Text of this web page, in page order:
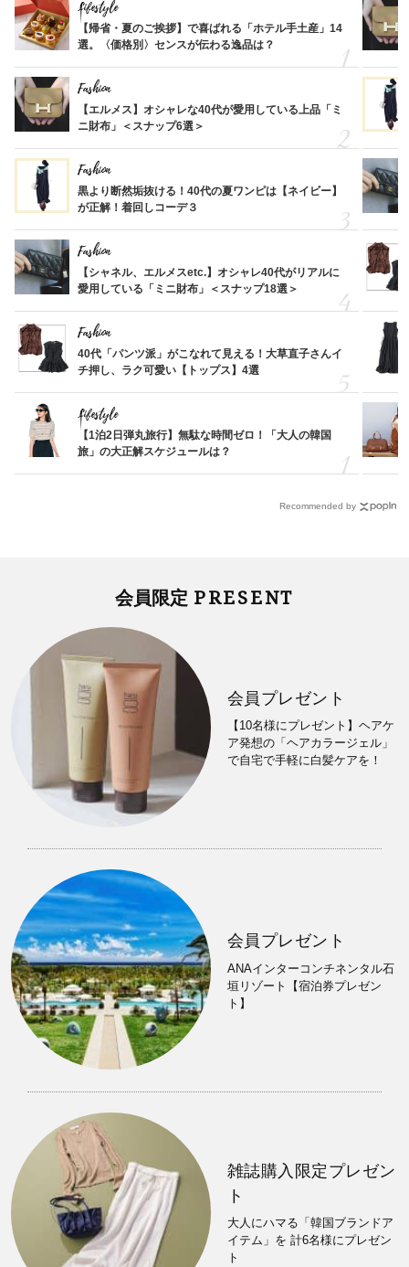
Lifestyle
【帰省・夏のご挨拶】で喜ばれる「ホテル手土産」14
選。〈価格別〉センスが伝わる逸品は？
Fashion
【エルメス】オシャレな40代が愛用している上品「ミ
ニ財布」＜スナップ6選＞
Fashion
黒より断然垢抜ける！40代の夏ワンピは【ネイビー】
が正解！着回しコーデ３
Fashion
【シャネル、エルメスetc.】オシャレ40代がリアルに
愛用している「ミニ財布」＜スナップ18選＞
Fashion
40代「パンツ派」がこなれて見える！大草直子さんイ
チ押し、ラク可愛い【トップス】4選
Lifestyle
【1泊2日弾丸旅行】無駄な時間ゼロ！「大人の韓国
旅」の大正解スケジュールは？
Recommended by
会員限定 PRESENT
会員プレゼント
【10名様にプレゼント】ヘアケ
ア発想の「ヘアカラージェル」
で自宅で手軽に白髪ケアを！
会員プレゼント
ANAインターコンチネンタル石
垣リゾート【宿泊券プレゼン
ト】
雑誌購入限定プレゼン
ト
大人にハマる「韓国ブランドア
イテム」を 計6名様にプレゼン
ト